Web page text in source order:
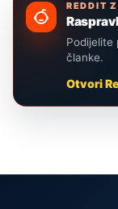
REDDIT
Podijelite
članke.
Otvori